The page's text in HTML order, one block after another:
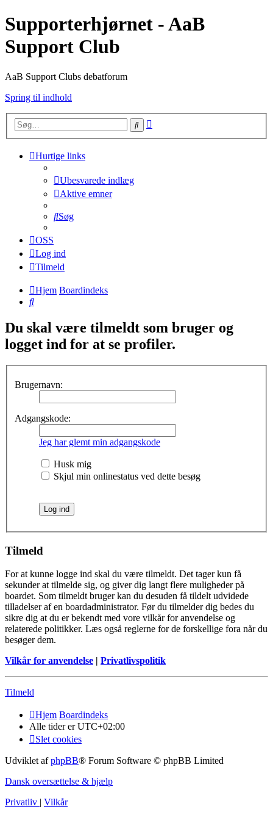
Supporterhjørnet - AaB
Support Club
AaB Support Clubs debatforum
Spring til indhold
Søg
Hurtige links
Ubesvarede indlæg
Aktive emner
Søg
OSS
Log ind
Tilmeld
Hjem Boardindeks
Søg
Du skal være tilmeldt som bruger og
logget ind for at se profiler.
Brugernavn:
Adgangskode:
Jeg har glemt min adgangskode
Husk mig
Skjul min onlinestatus ved dette besøg
Tilmeld
For at kunne logge ind skal du være tilmeldt. Det tager kun få
sekunder at tilmelde sig, og giver dig langt flere muligheder på
boardet. Som tilmeldt bruger kan du desuden få tildelt udvidede
tilladelser af en boardadministrator. Før du tilmelder dig bedes du
sikre dig at du er bekendt med vore vilkår for anvendelse og
relaterede politikker. Læs også reglerne for de forskellige fora når du
besøger dem.
Vilkår for anvendelse | Privatlivspolitik
Tilmeld
Hjem Boardindeks
Alle tider erUTC+02:00
Slet cookies
Udviklet afphpBB® Forum Software © phpBB Limited
Dansk oversættelse & hjælp
Privatliv | Vilkår